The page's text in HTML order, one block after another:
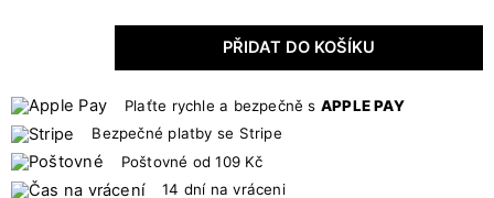
PŘIDAT DO KOŠÍKU
Plaťte rychle a bezpečně s APPLE PAY
Bezpečné platby se Stripe
Poštovné od 109 Kč
14 dní na vráceni